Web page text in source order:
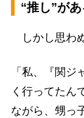
“推し”が
しかし思わ
「私、『関
く行ってたん
ながら、甥っ